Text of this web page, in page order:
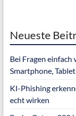
Neueste
Bei Fragen
Smartphone,
KI-Phishing
echt wirken